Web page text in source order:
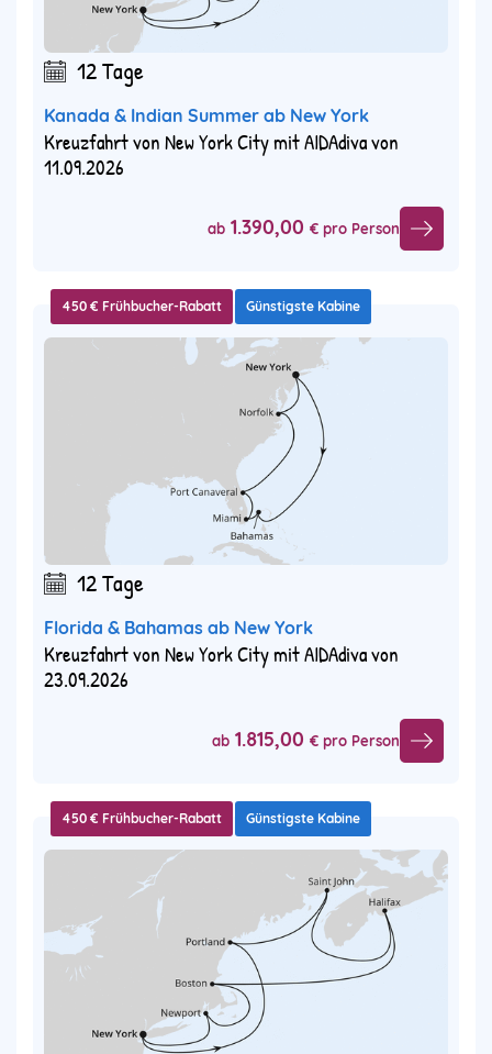
12 Tage
Kanada & Indian Summer ab New York
Kreuzfahrt von New York City mit AIDAdiva von
11.09.2026
ab 1.390,00 € pro Person
450 € Frühbucher-Rabatt Günstigste Kabine
12 Tage
Florida & Bahamas ab New York
Kreuzfahrt von New York City mit AIDAdiva von
23.09.2026
ab 1.815,00 € pro Person
450 € Frühbucher-Rabatt Günstigste Kabine